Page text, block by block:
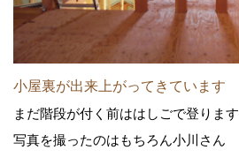
小屋裏が出来上がってきています
まだ階段が付く前ははしごで登ります
写真を撮ったのはもちろん小川さん